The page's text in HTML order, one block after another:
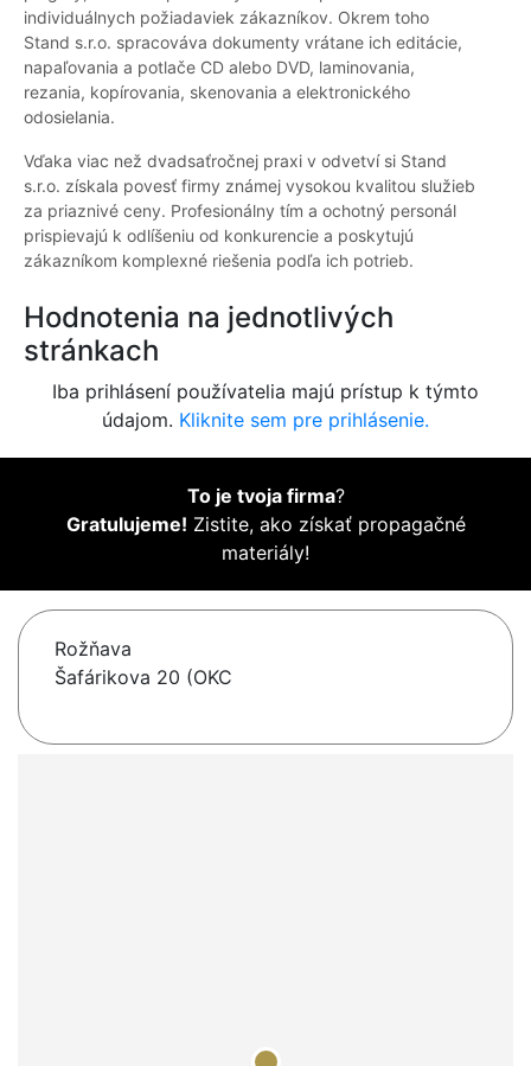
individuálnych požiadaviek zákazníkov. Okrem toho
Stand s.r.o. spracováva dokumenty vrátane ich editácie,
napaľovania a potlače CD alebo DVD, laminovania,
rezania, kopírovania, skenovania a elektronického
odosielania.
Vďaka viac než dvadsaťročnej praxi v odvetví si Stand
s.r.o. získala povesť firmy známej vysokou kvalitou služieb
za priaznivé ceny. Profesionálny tím a ochotný personál
prispievajú k odlíšeniu od konkurencie a poskytujú
zákazníkom komplexné riešenia podľa ich potrieb.
Hodnotenia na jednotlivých
stránkach
Iba prihlásení používatelia majú prístup k týmto
údajom. Kliknite sem pre prihlásenie.
To je tvoja firma?
Gratulujeme! Zistite, ako získať propagačné
materiály!
Rožňava
Šafárikova 20 (OKC